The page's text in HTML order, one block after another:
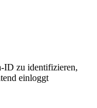
ID zu identifizieren,
einloggt